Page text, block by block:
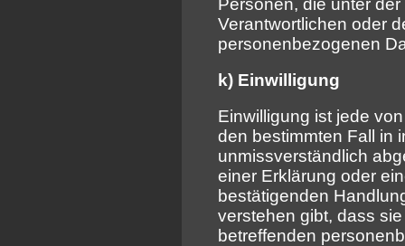
Personen, die unter
Verantwortlichen oder
personenbezogenen
k) Einwilligung
Einwilligung ist jede
den bestimmten Fall in
unmissverständlich
einer Erklärung oder
bestätigenden
verstehen gibt, dass
betreffenden